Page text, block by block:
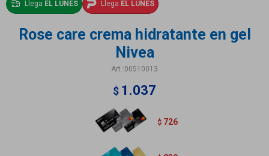
Llega EL LUNES Llega EL LUNES
Rose care crema hidratante en gel
Nivea
00510013
$ 1.037
$ 726